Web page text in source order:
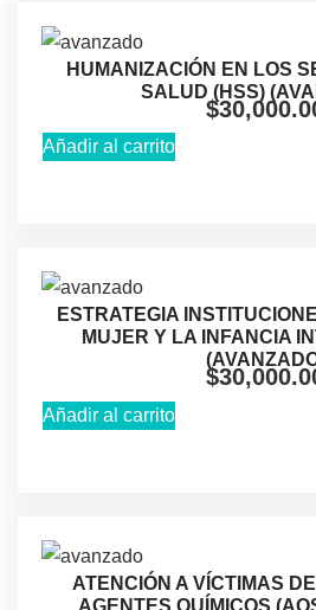
HUMANIZACIÓN EN LOS
SALUD (HSS)
$
Añadir al carrito
ESTRATEGIA
MUJER Y LA INFANCIA
$
Añadir al carrito
ATENCIÓN A VÍCTIMAS
AGENTES QUÍMICOS